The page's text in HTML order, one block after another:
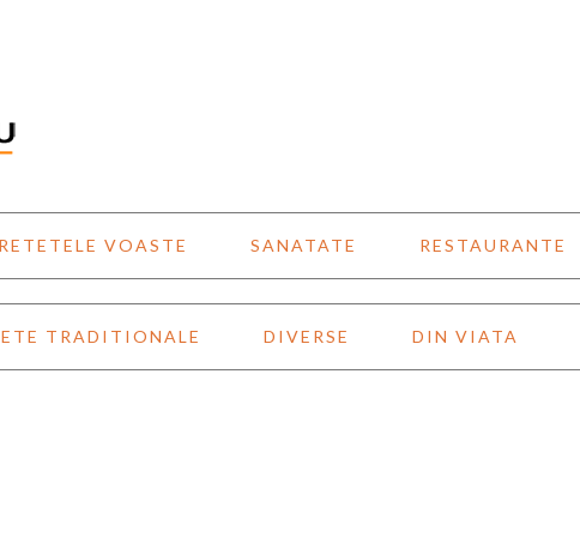
RETETELE VOASTE SANATATE RESTAURANTE
TRADITIONALE DIVERSE DIN VIATA